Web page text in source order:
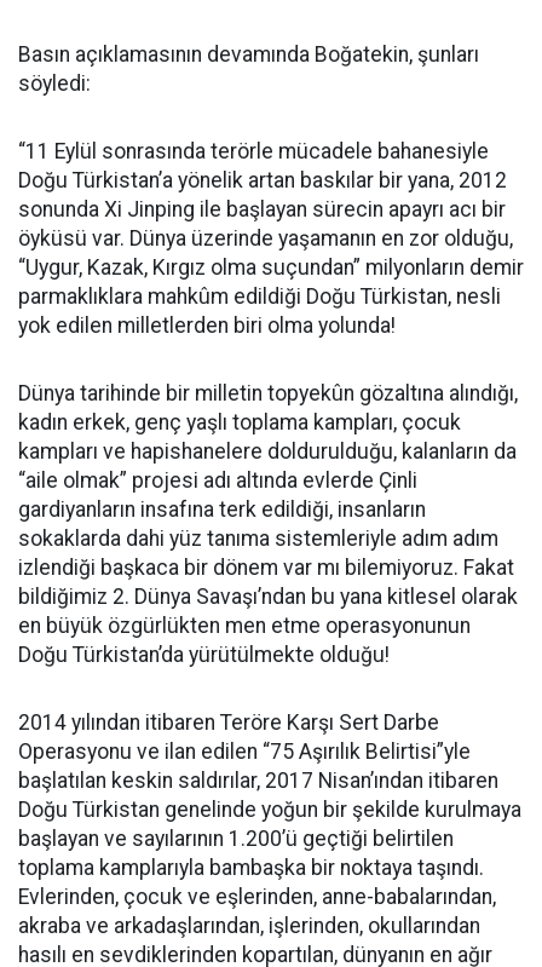
Basın açıklamasının devamında Boğatekin, şunları
söyledi:
“11 Eylül sonrasında terörle mücadele bahanesiyle
Doğu Türkistan’a yönelik artan baskılar bir yana, 2012
sonunda Xi Jinping ile başlayan sürecin apayrı acı bir
öyküsü var. Dünya üzerinde yaşamanın en zor olduğu,
“Uygur, Kazak, Kırgız olma suçundan” milyonların demir
parmaklıklara mahkûm edildiği Doğu Türkistan, nesli
yok edilen milletlerden biri olma yolunda!
Dünya tarihinde bir milletin topyekûn gözaltına alındığı,
kadın erkek, genç yaşlı toplama kampları, çocuk
kampları ve hapishanelere doldurulduğu, kalanların da
“aile olmak” projesi adı altında evlerde Çinli
gardiyanların insafına terk edildiği, insanların
sokaklarda dahi yüz tanıma sistemleriyle adım adım
izlendiği başkaca bir dönem var mı bilemiyoruz. Fakat
bildiğimiz 2. Dünya Savaşı’ndan bu yana kitlesel olarak
en büyük özgürlükten men etme operasyonunun
Doğu Türkistan’da yürütülmekte olduğu!
2014 yılından itibaren Teröre Karşı Sert Darbe
Operasyonu ve ilan edilen “75 Aşırılık Belirtisi”yle
başlatılan keskin saldırılar, 2017 Nisan’ından itibaren
Doğu Türkistan genelinde yoğun bir şekilde kurulmaya
başlayan ve sayılarının 1.200’ü geçtiği belirtilen
toplama kamplarıyla bambaşka bir noktaya taşındı.
Evlerinden, çocuk ve eşlerinden, anne-babalarından,
akraba ve arkadaşlarından, işlerinden, okullarından
hasılı en sevdiklerinden kopartılan, dünyanın en ağır